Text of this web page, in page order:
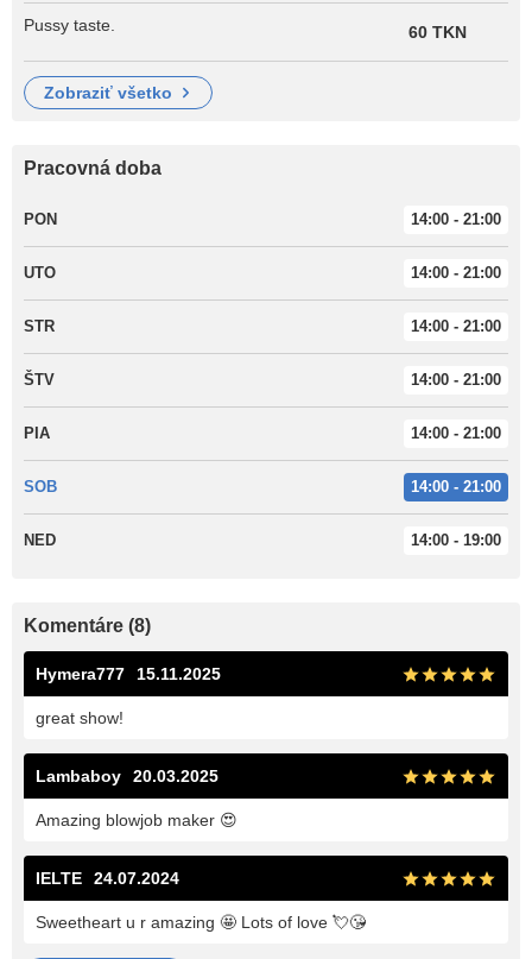
Pussy taste. 60 TKN
zobraziť všetko
Pracovná doba
PON 14:00 - 21:00
UTO 14:00 - 21:00
STR 14:00 - 21:00
ŠTV 14:00 - 21:00
PIA 14:00 - 21:00
SOB 14:00 - 21:00
NED 14:00 - 19:00
Komentáre (8)
Hymera777 15.11.2025
great show!
Lambaboy 20.03.2025
Amazing blowjob maker 😍
IELTE 24.07.2024
Sweetheart u r amazing 🤩 Lots of love 💘😘